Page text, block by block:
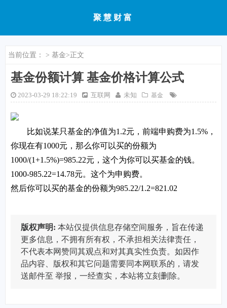
聚慧财富
当前位置： > 基金>正文
基金份额计算 基金价格计算公式
2023-03-29 18:22:19 互联网 未知 基金
比如说某只基金的净值为1.2元，前端申购费为1.5%，
你现在有1000元，那么你可以买的份额为
1000/(1+1.5%)=985.22元，这个为你可以买基金的钱。
1000-985.22=14.78元。这个为申购费。
然后你可以买的基金的份额为985.22/1.2=821.02
版权声明: 本站仅提供信息存储空间服务，旨在传递
更多信息，不拥有所有权，不承担相关法律责任，
不代表本网赞同其观点和对其真实性负责。如因作
品内容、版权和其它问题需要同本网联系的，请发
送邮件至 举报，一经查实，本站将立刻删除。